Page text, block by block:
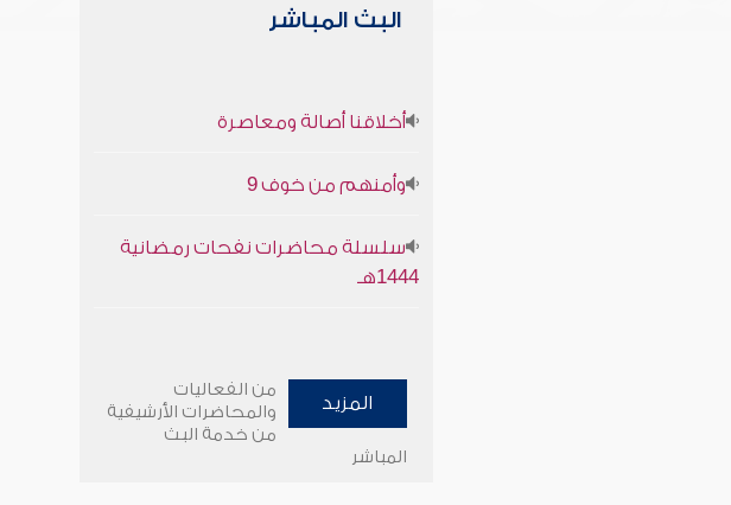
البث المباشر
أخلاقنا أصالة ومعاصرة
وأمنهم من خوف 9
سلسلة محاضرات نفحات رمضانية
1444هـ
المزيد
من الفعاليات
والمحاضرات الأرشيفية
من خدمة البث
المباشر